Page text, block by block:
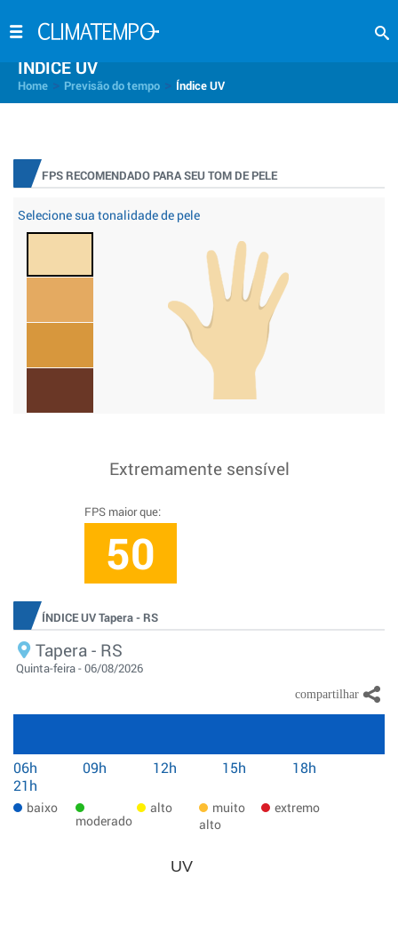
INDICE UV
Home Previsão do tempo Índice UV
FPS RECOMENDADO PARA SEU TOM DE PELE
Selecione sua tonalidade de pele
Extremamente sensível
FPS maior que:
50
ÍNDICE UV Tapera - RS
Tapera - RS
Quinta-feira - 06/08/2026
06h 09h 12h 15h
18h
21h
baixo
moderado
alto
muito
alto
extremo
UV